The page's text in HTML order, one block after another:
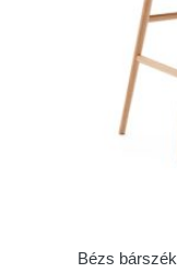
Bézs